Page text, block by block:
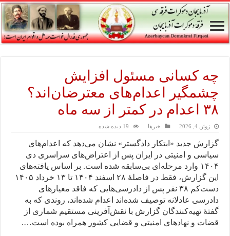
چه کسانی مسئول افزایش
چشمگیر اعدام‌های معترضان‌اند؟
۳۸ اعدام در کمتر از سه ماه
ژوئن 4, 2026 خبرها 19 دیده شده
گزارش جدید «ابتکار دادگستر» نشان می‌دهد که اعدام‌های
سیاسی و امنیتی در ایران پس از اعتراض‌های سراسری دی‌
۱۴۰۴ وارد مرحله‌ای بی‌سابقه شده است. بر اساس یافته‌های
این گزارش، فقط در فاصلهٔ ۲۸ اسفند ۱۴۰۴ تا ۱۳ خرداد ۱۴۰۵
دست‌کم ۳۸ نفر پس از دادرسی‌هایی که فاقد معیارهای
دادرسی عادلانه توصیف شده‌اند اعدام شده‌اند، روندی که به
گفتهٔ تهیه‌کنندگان گزارش با نقش‌آفرینی مستقیم شماری از
قضات و نهادهای امنیتی و قضایی کشور همراه بوده است….